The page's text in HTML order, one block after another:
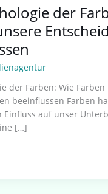
der
der Farben: Wie Farben
beeinflussen Farben
auf unser
[…]